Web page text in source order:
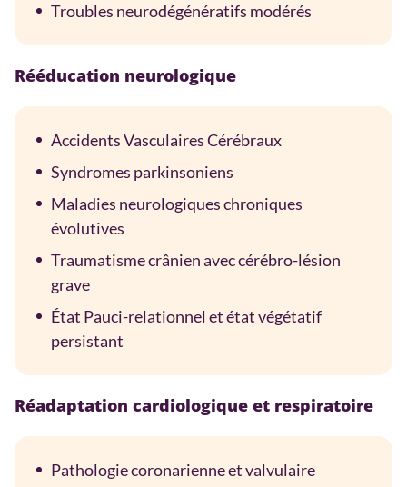
Troubles neurodégénératifs modérés
Rééducation neurologique
Accidents Vasculaires Cérébraux
Syndromes parkinsoniens
Maladies neurologiques chroniques
évolutives
Traumatisme crânien avec cérébro-lésion
grave
État Pauci-relationnel et état végétatif
persistant
Réadaptation cardiologique et respiratoire
Pathologie coronarienne et valvulaire